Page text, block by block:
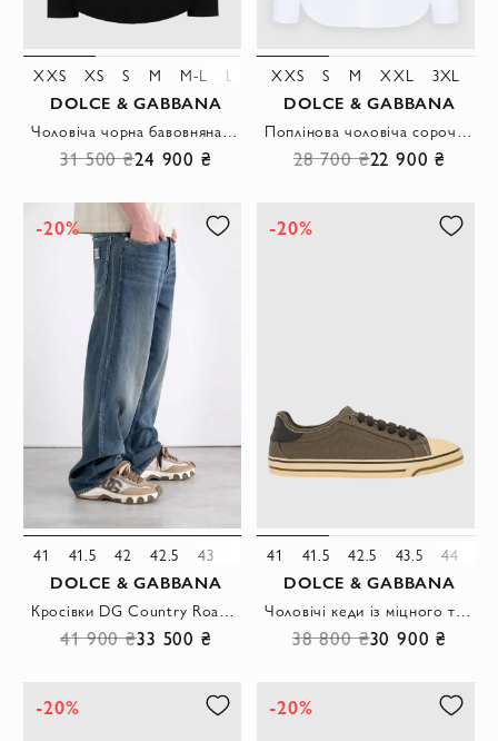
XXS XS S M M-L L-XL XL 3XL
DOLCE & GABBANA
Чоловіча чорна бавовняна сорочка класичного приталеного крою
31 500 ₴24 900 ₴
XXS S M XXL 3XL
DOLCE & GABBANA
Поплінова чоловіча сорочка Martini білого кольору
28 700 ₴22 900 ₴
-20%
41 41.5 42 42.5 43
DOLCE & GABBANA
Кросівки DG Country Road з нейлону та телячої шкіри бежеві
41 900 ₴33 500 ₴
-20%
41 41.5 42.5 43.5 44
DOLCE & GABBANA
Чоловічі кеди із міцного текстилю кольору хакі зі шкіряними деталями.
38 800 ₴30 900 ₴
-20% -20%